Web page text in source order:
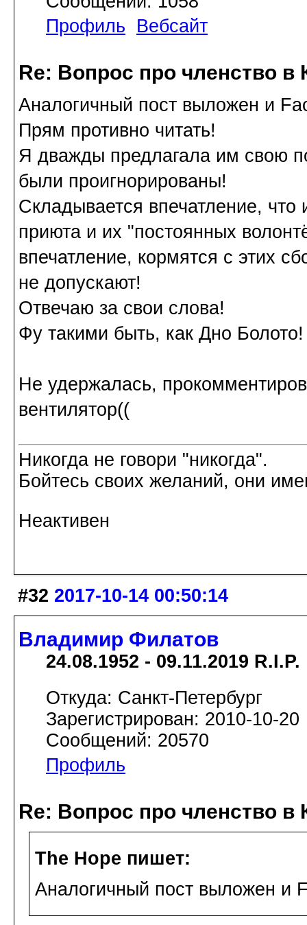
Профиль
Вебсайт
Re: Вопрос про членство в
Аналогичный пост выложен и
Прям противно читать!
Я дважды предлагала им свою
были проигнорированы!
Складывается впечатление,
приюта и их "постоянных
впечатление, кормятся с этих
не допускают!
Отвечаю за свои слова!
Фу такими быть, как Дно Болото!
Не удержалась,
вентилятор((
Никогда не говори "никогда".
Бойтесь своих желаний, они
Неактивен
#32 2017-10-14 00:50:14
Владимир Филатов
24.08.1952 - 09.11.2019 R.I.P.
Откуда: Санкт-Петербург
Зарегистрирован: 2010-10-20
Сообщений: 20570
Профиль
Re: Вопрос про членство в
The Hope пишет:
Аналогичный пост выложен и